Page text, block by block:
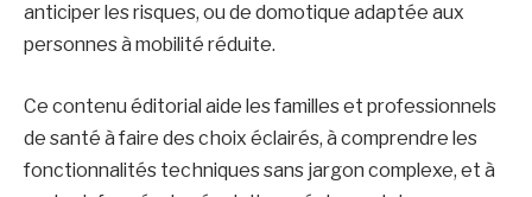
anticiper les risques, ou de domotique adaptée aux
personnes à mobilité réduite.
Ce contenu éditorial aide les familles et professionnels
de santé à faire des choix éclairés, à comprendre les
fonctionnalités techniques sans jargon complexe, et à